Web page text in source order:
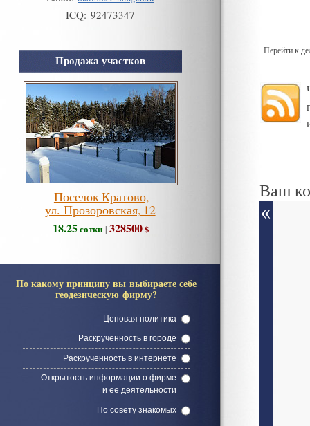
ICQ: 92473347
Продажа участков
Поселок Кратово,
ул. Прозоровская, 12
18.25сотки | 328500$
По какому принципу вы выбираете себе
геодезическую фирму?
Ценовая политика
Раскрученность в городе
Раскрученность в интернете
Открытость информации о фирме
и ее деятельности
По совету знакомых
Перейти к
Ваш